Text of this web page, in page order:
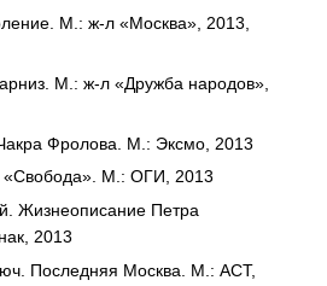
М.: ж-л «Москва», 2013,
М.: ж-л «Дружба народов»,
Фролова. М.: Эксмо, 2013
«Свобода». М.: ОГИ, 2013
Жизнеописание Петра
2013
Последняя Москва. М.: АСТ,